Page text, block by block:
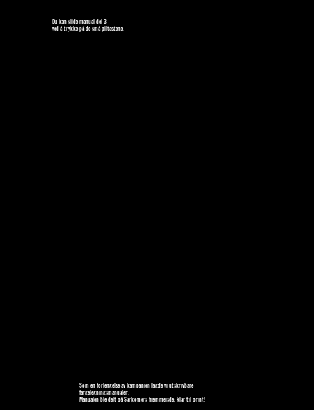
Du kan slide manual del 3
ved å trykke på de små piltastene.
Som en forlengelse av kampanjen lagde vi utskrivbare
fargelegningsmanualer.
Manualen ble delt på Sarkomers hjemmeisde, klar til print!